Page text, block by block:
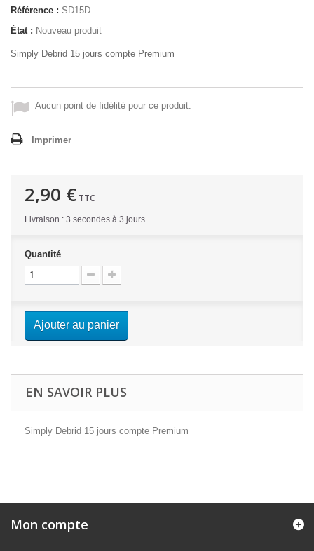
Référence : SD15D
État : Nouveau produit
Simply Debrid 15 jours compte Premium
Aucun point de fidélité pour ce produit.
Imprimer
2,90 € TTC
Livraison : 3 secondes à 3 jours
Quantité
Ajouter au panier
EN SAVOIR PLUS
Simply Debrid 15 jours compte Premium
Mon compte